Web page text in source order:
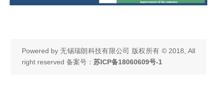
Powered by无锡瑞朗科技有限公司 版权所有 © 2018, All
right reserved 备案号： 苏ICP备18060609号-1